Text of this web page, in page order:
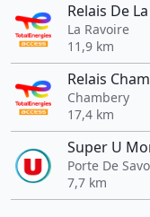
Relais De
La Ravoire
11,9 km
Relais
Chambery
17,4 km
Super U
Porte De
7,7 km